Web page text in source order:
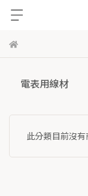
電表用線材
此分類目前沒有